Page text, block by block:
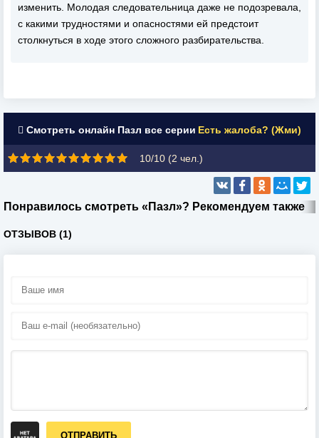
изменить. Молодая следовательница даже не подозревала,
с какими трудностями и опасностями ей предстоит
столкнуться в ходе этого сложного разбирательства.
Смотреть онлайн Пазл все серии Есть жалоба? (Жми)
10/10 (2 чел.)
Понравилось смотреть «Пазл»? Рекомендуем также
ОТЗЫВОВ (1)
ОТПРАВИТЬ